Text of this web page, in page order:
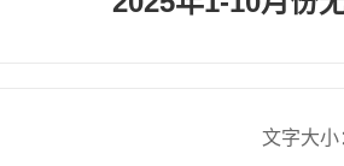
文字大小